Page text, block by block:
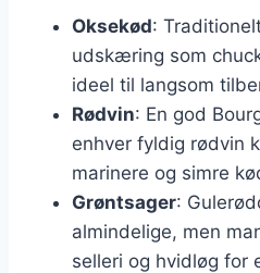
Oksekød:
udskæring som
ideel til langsom
Rødvin: En god
enhver fyldig rødvin
marinere og simre
Grøntsager:
almindelige, men
selleri og hvidløg for